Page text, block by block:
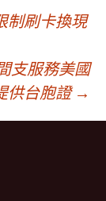
制刷卡換現
支服務美國
供台胞證 →